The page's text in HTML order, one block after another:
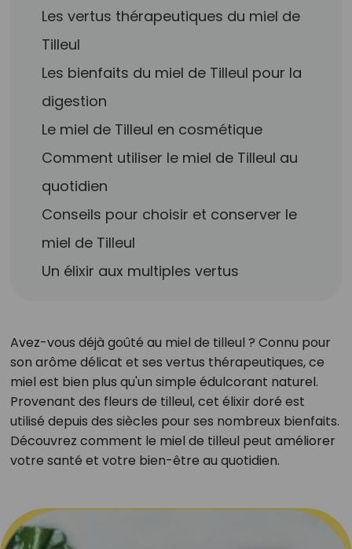
Les vertus thérapeutiques du miel de
Tilleul
Les bienfaits du miel de Tilleul pour la
digestion
Le miel de Tilleul en cosmétique
Comment utiliser le miel de Tilleul au
quotidien
Conseils pour choisir et conserver le
miel de Tilleul
Un élixir aux multiples vertus
Avez-vous déjà goûté au miel de tilleul ? Connu pour
son arôme délicat et ses vertus thérapeutiques, ce
miel est bien plus qu'un simple édulcorant naturel.
Provenant des fleurs de tilleul, cet élixir doré est
utilisé depuis des siècles pour ses nombreux bienfaits.
Découvrez comment le miel de tilleul peut améliorer
votre santé et votre bien-être au quotidien.